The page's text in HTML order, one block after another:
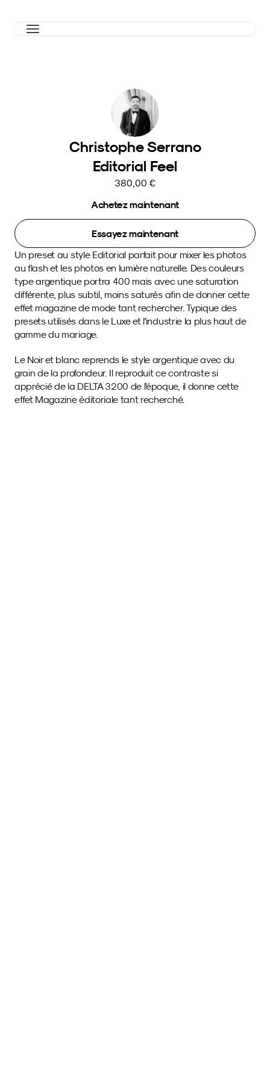
Christophe Serrano
Editorial Feel
380,00 €
Achetez maintenant
Essayez maintenant
Un preset au style Editorial parfait pour mixer les photos
au flash et les photos en lumière naturelle. Des couleurs
type argentique portra 400 mais avec une saturation
différente, plus subtil, moins saturés afin de donner cette
effet magazine de mode tant rechercher. Typique des
presets utilisés dans le Luxe et l'industrie la plus haut de
gamme du mariage.
Le Noir et blanc reprends le style argentique avec du
grain de la profondeur. Il reproduit ce contraste si
apprécié de la DELTA 3200 de l'époque, il donne cette
effet Magazine éditoriale tant recherché.